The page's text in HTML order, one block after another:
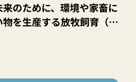
来のために、環境や家畜に
を生産する放牧飼育（グ